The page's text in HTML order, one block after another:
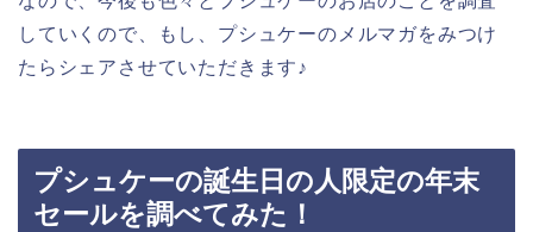
していくので、もし、プシュケーのメルマガをみつけ
たらシェアさせていただきます♪
プシュケーの誕生日の人限定の年末
セールを調べてみた！